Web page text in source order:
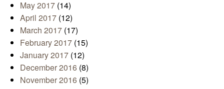
May 2017 (14)
April 2017 (12)
March 2017 (17)
February 2017 (15)
January 2017 (12)
December 2016 (8)
November 2016 (5)